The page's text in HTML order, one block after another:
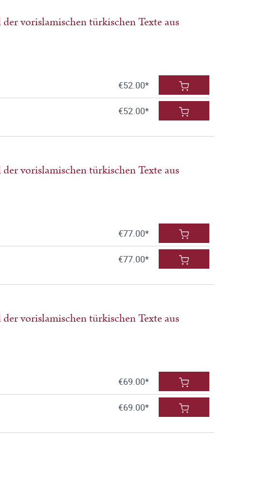
vorislamischen türkischen Texte aus
€52.00*
€52.00*
vorislamischen türkischen Texte aus
€77.00*
€77.00*
vorislamischen türkischen Texte aus
€69.00*
€69.00*